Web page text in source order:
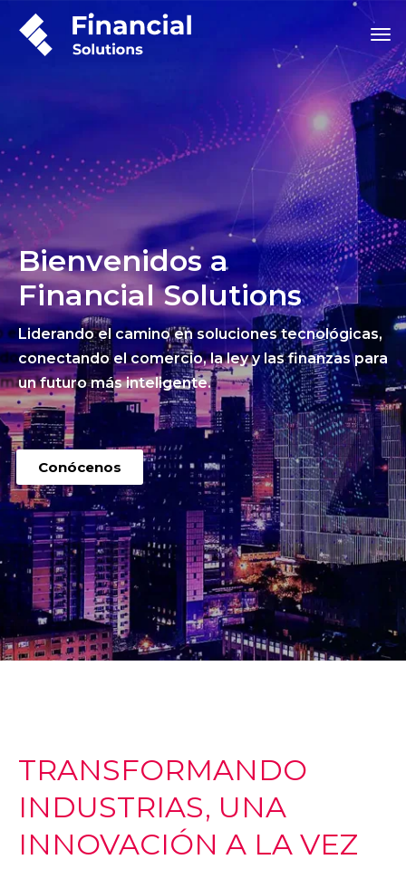
Bienvenidos a
Financial Solutions
Liderando el camino en soluciones tecnológicas,
conectando el comercio, la ley y las finanzas para
un futuro más inteligente.
Conócenos
TRANSFORMANDO
INDUSTRIAS, UNA
INNOVACIÓN A LA VEZ